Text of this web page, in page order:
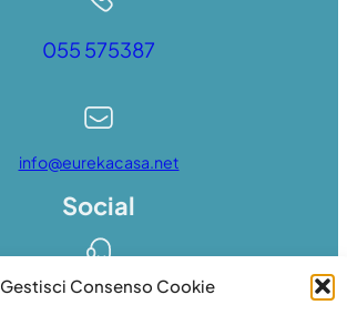
Gestisci Consenso Cookie
055 575387
info@eurekacasa.net
Social